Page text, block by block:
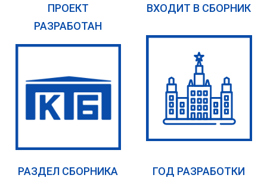
ПРОЕКТ
РАЗРАБОТАН
ВХОДИТ В СБОРНИК
РАЗДЕЛ СБОРНИКА ГОД РАЗРАБОТКИ